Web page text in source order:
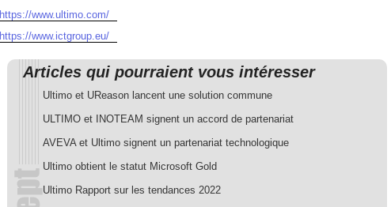
https://www.ultimo.com/
https://www.ictgroup.eu/
Articles qui pourraient vous intéresser
Ultimo et UReason lancent une solution commune
ULTIMO et INOTEAM signent un accord de partenariat
AVEVA et Ultimo signent un partenariat technologique
Ultimo obtient le statut Microsoft Gold
Ultimo Rapport sur les tendances 2022